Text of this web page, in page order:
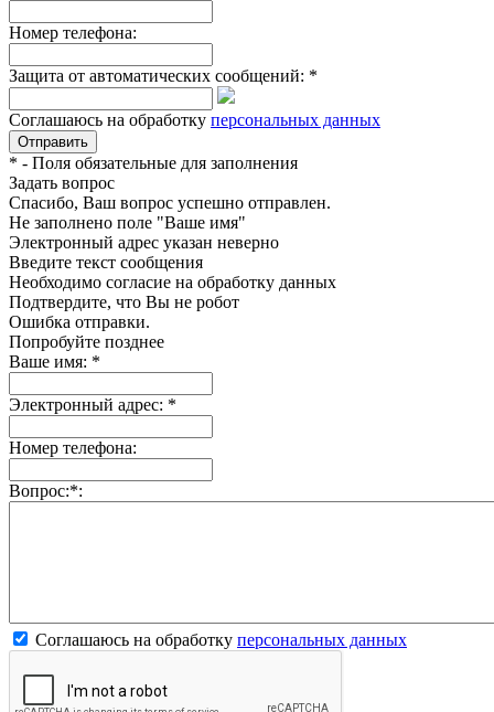
Номер телефона:
Защита от автоматических сообщений: *
Соглашаюсь на обработку персональных данных
* - Поля обязательные для заполнения
Задать вопрос
Спасибо, Ваш вопрос успешно отправлен.
Не заполнено поле "Ваше имя"
Электронный адрес указан неверно
Введите текст сообщения
Необходимо согласие на обработку данных
Подтвердите, что Вы не робот
Ошибка отправки.
Попробуйте позднее
Ваше имя: *
Электронный адрес: *
Номер телефона:
Вопрос:*:
Соглашаюсь на обработку персональных данных